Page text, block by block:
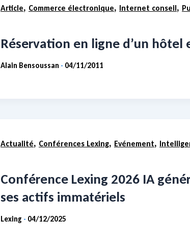
Article, Commerce électronique, Internet conseil,
Réservation en ligne d’un
Alain Bensoussan - 04/11/2011
Actualité, Conférences Lexing, Evénement,
Conférence Lexing 2026 IA
ses actifs immatériels
Lexing - 04/12/2025